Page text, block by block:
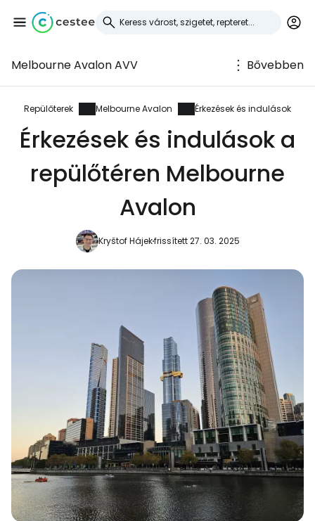
Melbourne Avalon AVV Bővebben
Repülőterek Melbourne Avalon Érkezések és indulások
Érkezések és indulások a
repülőtéren Melbourne
Avalon
Kryštof Hájekfrissített 27. 03. 2025
Bejelentkezés a
Cestee-be
... az utazási közösség világszerte
Folytatás a Facebookkal
Folytassa e-mailben